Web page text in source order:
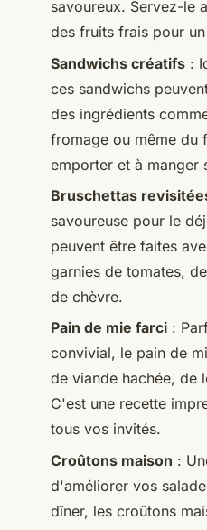
savoureux. Servez-le
des fruits frais pour
Sandwichs créatifs :
ces sandwichs
des ingrédients
fromage ou même du
emporter et à manger
Bruschettas
savoureuse pour le
peuvent être faites
garnies de tomates,
de chèvre.
Pain de mie farci :
convivial, le pain de
de viande hachée, de
C'est une recette
tous vos invités.
Croûtons maison :
d'améliorer vos
dîner, les croûtons